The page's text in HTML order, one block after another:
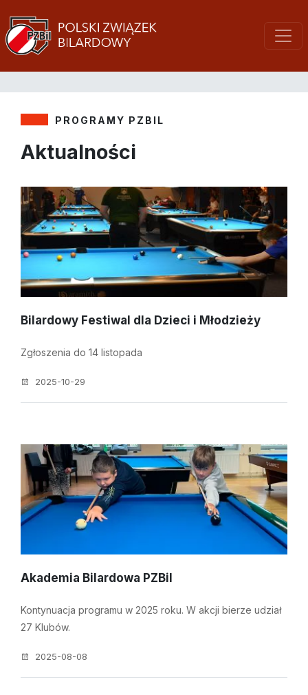
PROGRAMY PZBIL
Aktualności
Bilardowy Festiwal dla Dzieci i Młodzieży
Zgłoszenia do 14 listopada
2025-10-29
Akademia Bilardowa PZBil
Kontynuacja programu w 2025 roku. W akcji bierze udział
27 Klubów.
2025-08-08